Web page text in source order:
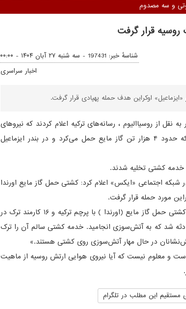
و سه مصدوم
قرار گرفت
شناسهٔ خبر: 197431 -
سه شنبه ۲۷ آبان ۱۴۰۴ - ۰۰:۰۰
اخبار سراسری
نقل از روسیاالیوم ، رسانه‌های ترکیه اعلام کردند که نیروهای
ارتش روسیه کشتی «اورندا » (ORINDA) را که حدود ۴ هزار تن گاز مایع حمل می‌کرد و در بندر ایزماعیل
خدمه کشتی تخلیه شدند.
در شبکه اجتماعی «ایکس» اعلام کرد: کشتی حمل گاز مایع اورندا
مورد حمله قرار گرفت.
در بخش دیگری از این بیانیه آمده است که «کشتی حمل گاز مایع (اورندا ) با پرچم ترکیه و ۱۶ کارمند ترک در
شد که به آتش‌سوزی انجامید. خدمه کشتی سالم آن را ترک
در حال مهار آتش‌سوزی روی کشتی هستند.»
و معلوم نیست که آیا نیروی هوایی ارتش روسیه از ماهیت
مستقیم این مطلب در تلگرام